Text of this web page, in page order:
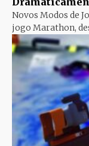
Novos Modos de
jogo Marathon,